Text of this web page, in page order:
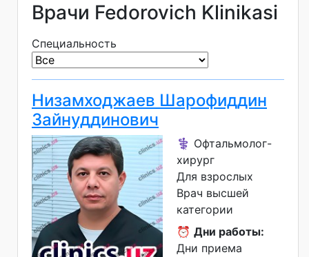
Врачи Fedorovich Klinikasi
Специальность
Низамходжаев Шарофиддин
Зайнуддинович
⚕️ Офтальмолог-
хирург
Для взрослых
Врач высшей
категории
⏰ Дни работы:
Дни приема